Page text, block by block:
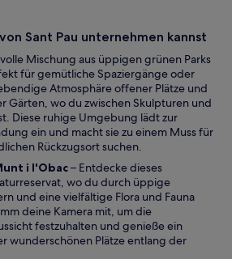
r
g
e
ö
f
f
n
e
u
n
F
e
n
s
t
e
r
g
e
ö
f
f
Sant Pau unternehmen kannst
Mischung aus üppigen grünen Parks
für gemütliche Spaziergänge oder
Atmosphäre offener Plätze und
Gärten, wo du zwischen Skulpturen und
Diese ruhige Umgebung lädt zur
ein und macht sie zu einem Muss für
Rückzugsort suchen.
i l'ObacW
i
r
d
i
n
– Entdecke dieses
wo du durch üppige
und eine vielfältige Flora und Fauna
deine Kamera mit, um die
festzuhalten und genieße ein
wunderschönen Plätze entlang der